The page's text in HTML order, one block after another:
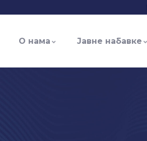
О нама Јавне набавке